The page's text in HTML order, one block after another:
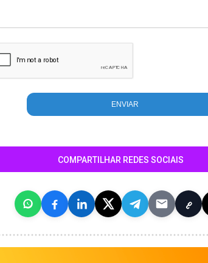
COMPARTILHAR REDES SOCIAIS